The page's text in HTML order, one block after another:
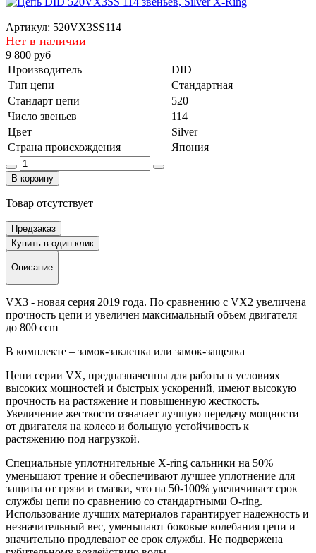
Артикул: 520VX3SS114
Нет в наличии
9 800 руб
Производитель
DID
Тип цепи
Стандартная
Стандарт цепи
520
Число звеньев
114
Цвет
Silver
Страна происхождения
Япония
В корзину
Товар отсутствует
Предзаказ
Купить в один клик
Описание
VX3 - новая серия 2019 года. По сравнению с VX2 увеличена
прочность цепи и увеличен максимальный объем двигателя
до 800 ccm
В комплекте – замок-заклепка или замок-защелка
Цепи серии VX, предназначенны для работы в условиях
высоких мощностей и быстрых ускорений, имеют высокую
прочность на растяжение и повышенную жесткость.
Увеличение жесткости означает лучшую передачу мощности
от двигателя на колесо и большую устойчивость к
растяжению под нагрузкой.
Специальные уплотнительные X-ring сальники на 50%
уменьшают трение и обеспечивают лучшее уплотнение для
защиты от грязи и смазки, что на 50-100% увеличивает срок
службы цепи по сравнению со стандартными O-ring.
Использование лучших материалов гарантирует надежность и
незначительный вес, уменьшают боковые колебания цепи и
значительно продлевают ее срок службы. Не подвержена